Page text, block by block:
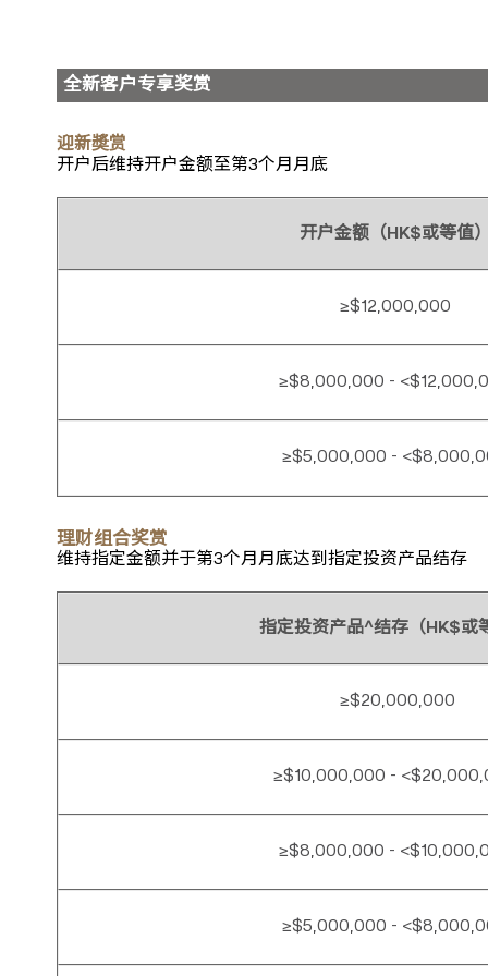
全新客户专享奖赏
迎新奬赏
开户后维持开户金额至第3个月月底
开户金额（HK$或等值）
≥$12,000,000
≥$8,000,000 -
≥$5,000,000 -
理财组合奖赏
维持指定金额并于第3个月月底达到指定投资产品结存
指定投资产品^结存（HK$或
≥$20,000,000
≥$10,000,000 -
≥$8,000,000 -
≥$5,000,000 -